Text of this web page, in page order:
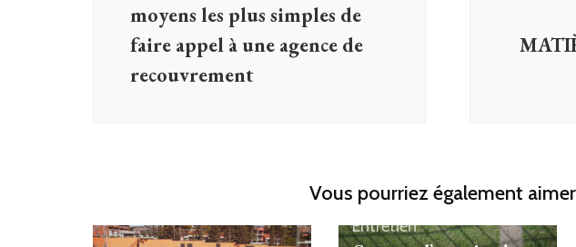
moyens les plus simples de
faire appel à une agence de
recouvrement
Vous pourriez également
Entretien